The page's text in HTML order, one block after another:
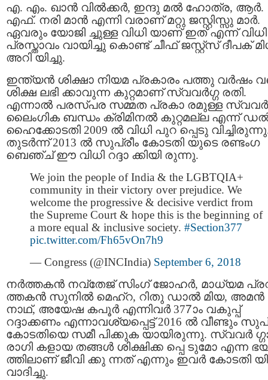
എ. എം. ഖാന്‍ വില്‍ക്കര്‍, ഇന്ദു മല്‍ ഹോത്ര, ആര്‍.
എഫ്. നരി മാന്‍ എന്നി വരാണ് മറ്റു ജസ്റ്റിസ്സു മാര്‍.
ഏവരും യോജി ച്ചുള്ള വിധി യാണ് ഇത് എന്ന് വിധി
പ്രസ്താവം വായിച്ചു കൊണ്ട് ചീഫ് ജസ്റ്റ്‌സ് ദീപക്
അറി യിച്ചു.
ഇന്ത്യന്‍ ശിക്ഷാ നിയമ പ്രകാരം പത്തു വര്‍ഷം
ശിക്ഷ ലഭി ക്കാവുന്ന കുറ്റമാണ് സ്വവര്‍ഗ്ഗ രതി.
എന്നാൽ പരസ്പര സമ്മത പ്രകാ രമുള്ള
ലൈംഗിക ബന്ധം ക്രിമിനല്‍ കുറ്റമല്ല എന്ന്
ഹൈക്കോടതി 2009 ല്‍ വിധി പുറ പ്പെടു
തുടർന്ന് 2013 ല്‍ സുപ്രീം കോടതി യുടെ രണ്ടംഗ
ബെഞ്ച് ഈ വിധി റദ്ദാ ക്കിയി രുന്നു.
We join the people of India & the LGBTQIA+
community in their victory over prejudice. We
welcome the progressive & decisive verdict from
the Supreme Court & hope this is the beginning of
a more equal & inclusive society. #Section377
pic.twitter.com/Fh65vOn7h9
— Congress (@INCIndia) September 6, 2018
നർത്തകൻ നവ്തേജ് സിംഗ് ജോഹർ, മാധ്യമ
ത്തകൻ സുനിൽ മെഹ്റ, റിതു ഡാല്‍ മിയ, അമന്‍
നാഥ്, അയേഷ കപൂര്‍ എന്നിവര്‍ 377ാം വകുപ്പ്
റദ്ദാക്കണം എന്നാവശ്യപ്പെട്ട് 2016 ല്‍ വീണ്ടും
കോടതിയെ സമീ പിക്കുക യായിരുന്നു. സ്വവർ
രാഗി കളായ തങ്ങൾ ശിക്ഷിക്ക പ്പെ ടുമോ എന്ന
ത്തിലാണ് ജീവി ക്കു ന്നത് എന്നും ഇവർ കോടതി
വാദിച്ചു.